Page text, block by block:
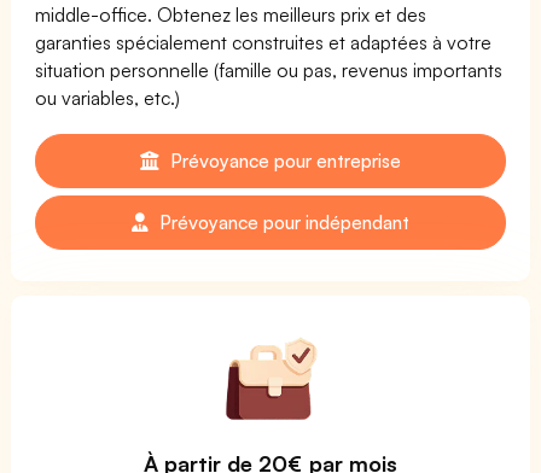
middle-office. Obtenez les meilleurs prix et des
garanties spécialement construites et adaptées à votre
situation personnelle (famille ou pas, revenus importants
ou variables, etc.)
Prévoyance pour entreprise
Prévoyance pour indépendant
À partir de 20€ par mois